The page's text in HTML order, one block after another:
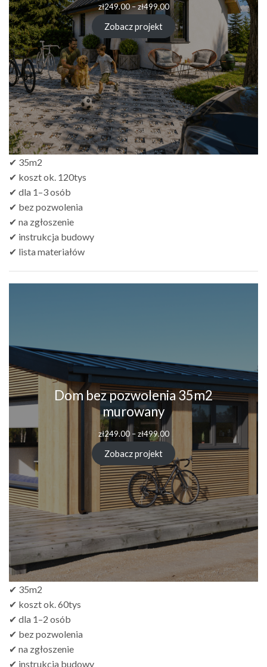
zł249.00–zł499.00Zakres
cen:
od
zł249.00
do
zł499.00
Zobacz projekt
✔ 35m2
✔ koszt ok. 120tys
✔ dla 1–3 osób
✔ bez pozwolenia
✔ na zgłoszenie
✔ instrukcja budowy
✔ lista materiałów
Dom bez pozwolenia 35m2
murowany
zł249.00 – zł499.00Zakres
od
zł249.00
do
zł499.00
Zobacz projekt
✔ 35m2
✔ koszt ok. 60tys
✔ dla 1–2 osób
✔ bez pozwolenia
✔ na zgłoszenie
✔ instrukcja budowy